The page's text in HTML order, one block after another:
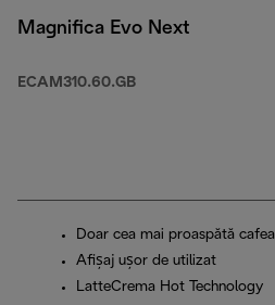
Magnifica Evo Next
ECAM310.60.GB
Doar cea mai proaspătă cafea
Afișaj ușor de utilizat
LatteCrema Hot Technology